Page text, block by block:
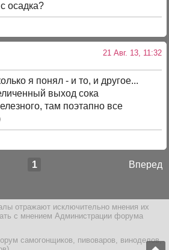
осадка?
21 Авг. 13, 11:32
я понял - и то, и другое...
выход сока
там поэтапно все
Вперед
1
отражают исключительно мнения их
с мнением Администрации форума
самогонщиков, пивоваров, виноделов,